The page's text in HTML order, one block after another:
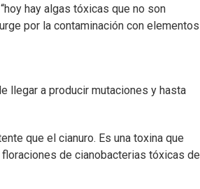
hay algas tóxicas que no son
por la contaminación con elementos
llegar a producir mutaciones y hasta
que el cianuro. Es una toxina que
de cianobacterias tóxicas de